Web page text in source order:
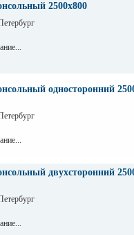
2500х800
односторонний
двухсторонний